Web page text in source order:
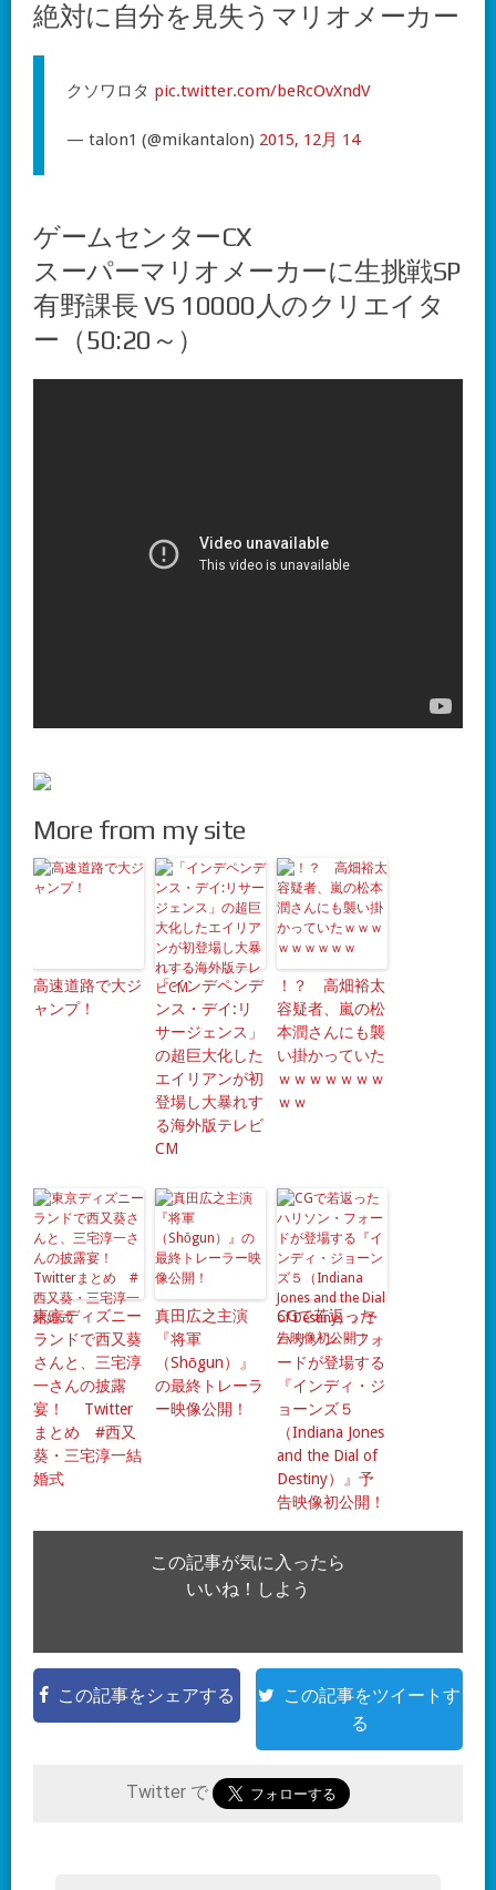
絶対に自分を見失うマリオメーカー
クソワロタ pic.twitter.com/beRcOvXndV
— talon1 (@mikantalon) 2015, 12月 14
ゲームセンターCX
スーパーマリオメーカーに生挑戦SP
有野課長 VS 10000人のクリエイタ
ー（50:20～）
More from my site
高速道路で大ジ
ャンプ！
「インデペンデ
ンス・デイ:リ
サージェンス」
の超巨大化した
エイリアンが初
登場し大暴れす
る海外版テレビ
CM
！？ 高畑裕太
容疑者、嵐の松
本潤さんにも襲
い掛かっていた
ｗｗｗｗｗｗｗ
ｗｗ
東京ディズニー
ランドで西又葵
さんと、三宅淳
一さんの披露
宴！ Twitter
まとめ #西又
葵・三宅淳一結
婚式
真田広之主演
『将軍
（Shōgun）』
の最終トレーラ
ー映像公開！
CGで若返った
ハリソン・フォ
ードが登場する
『インディ・ジ
ョーンズ５
（Indiana Jones
and the Dial of
Destiny）』予
告映像初公開！
この記事が気に入ったら
いいね！しよう
この記事をシェアする
この記事をツイートす
る
Twitter で